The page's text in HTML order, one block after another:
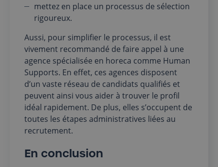
mettez en place un processus de sélection
rigoureux.
Aussi, pour simplifier le processus, il est
vivement recommandé de faire appel à une
agence spécialisée en horeca comme Human
Supports. En effet, ces agences disposent
d’un vaste réseau de candidats qualifiés et
peuvent ainsi vous aider à trouver le profil
idéal rapidement. De plus, elles s’occupent de
toutes les étapes administratives liées au
recrutement.
En conclusion